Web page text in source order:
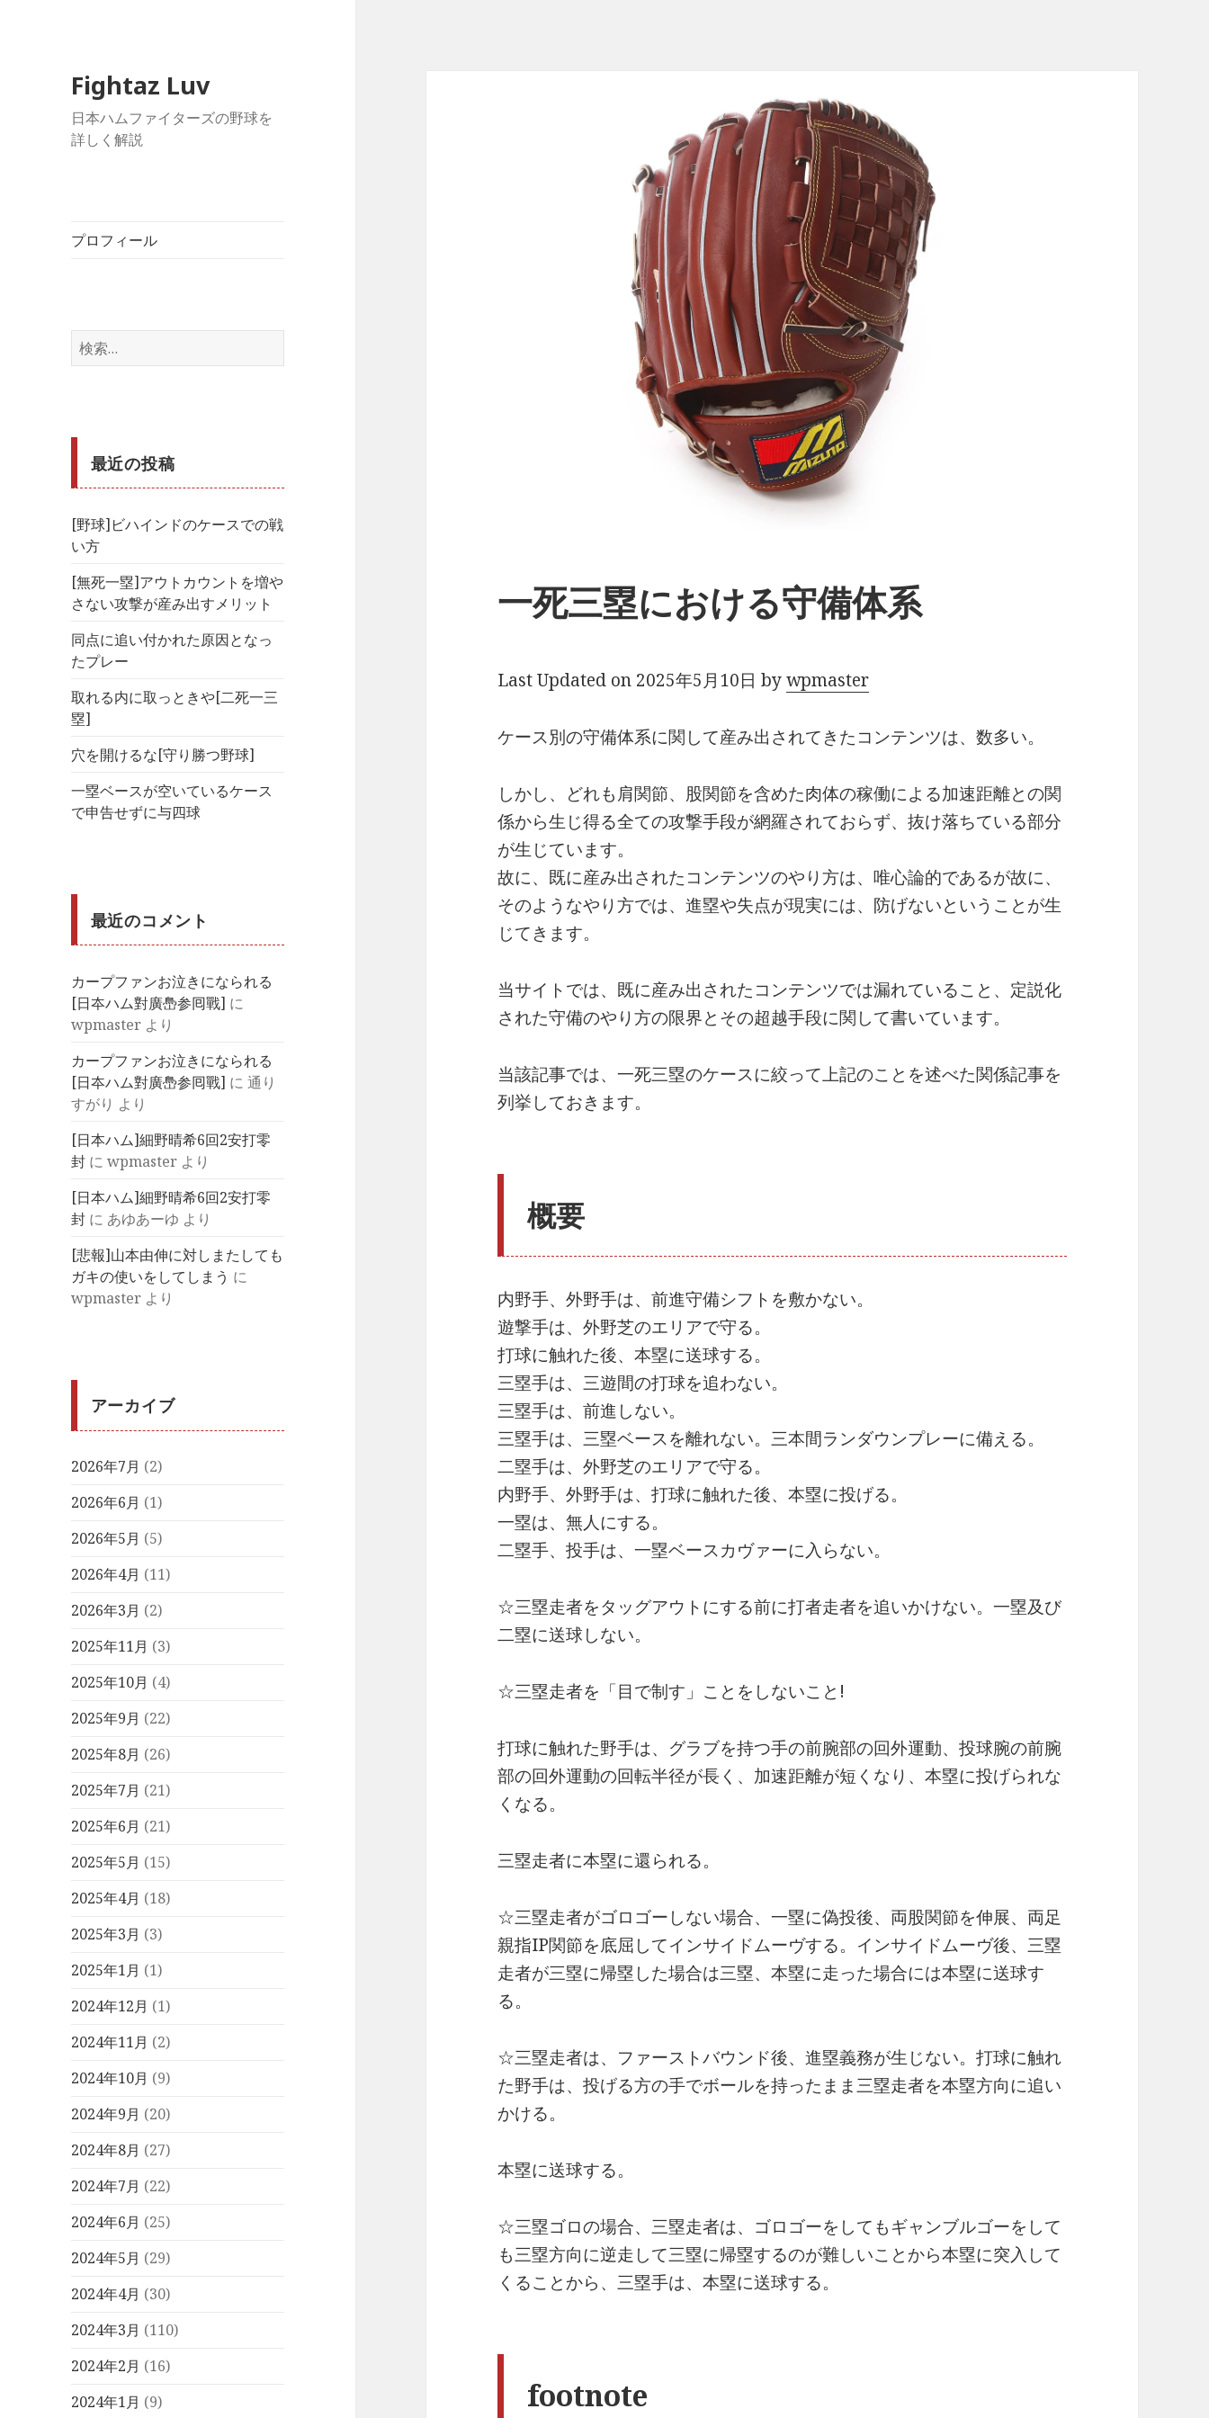
Fightaz Luv
日本ハムファイターズの野球を
詳しく解説
プロフィール
検
索:
最近の投稿
[野球]ビハインドのケースでの戦
い方
[無死一塁]アウトカウントを増や
さない攻撃が産み出すメリット
同点に追い付かれた原因となっ
たプレー
取れる内に取っときや[二死一三
塁]
穴を開けるな[守り勝つ野球]
一塁ベースが空いているケース
で申告せずに与四球
最近のコメント
カープファンお泣きになられる
[日夲ハム對廣㠀参囘戰] に
wpmaster より
カープファンお泣きになられる
[日夲ハム對廣㠀参囘戰] に通り
すがり より
[日本ハム]細野晴希6回2安打零
封 にwpmaster より
[日本ハム]細野晴希6回2安打零
封 に あゆあーゆ より
[悲報]山本由伸に対しまたしても
ガキの使いをしてしまう に
wpmaster より
アーカイブ
2026年7月 (2)
2026年6月 (1)
2026年5月 (5)
2026年4月 (11)
2026年3月 (2)
2025年11月 (3)
2025年10月 (4)
2025年9月 (22)
2025年8月 (26)
2025年7月 (21)
2025年6月 (21)
2025年5月 (15)
2025年4月 (18)
2025年3月 (3)
2025年1月 (1)
2024年12月 (1)
2024年11月 (2)
2024年10月 (9)
2024年9月 (20)
2024年8月 (27)
2024年7月 (22)
2024年6月 (25)
2024年5月 (29)
2024年4月 (30)
2024年3月 (110)
2024年2月 (16)
2024年1月 (9)
一死三塁における守備体系
Last Updated on 2025年5月10日 bywpmaster
ケース別の守備体系に関して産み出されてきたコンテンツは、数多い。
しかし、どれも肩関節、股関節を含めた肉体の稼働による加速距離との関
係から生じ得る全ての攻撃手段が網羅されておらず、抜け落ちている部分
が生じています。
故に、既に産み出されたコンテンツのやり方は、唯心論的であるが故に、
そのようなやり方では、進塁や失点が現実には、防げないということが生
じてきます。
当サイトでは、既に産み出されたコンテンツでは漏れていること、定説化
された守備のやり方の限界とその超越手段に関して書いています。
当該記事では、一死三塁のケースに絞って上記のことを述べた関係記事を
列挙しておきます。
概要
内野手、外野手は、前進守備シフトを敷かない。
遊撃手は、外野芝のエリアで守る。
打球に触れた後、本塁に送球する。
三塁手は、三遊間の打球を追わない。
三塁手は、前進しない。
三塁手は、三塁ベースを離れない。三本間ランダウンプレーに備える。
二塁手は、外野芝のエリアで守る。
内野手、外野手は、打球に触れた後、本塁に投げる。
一塁は、無人にする。
二塁手、投手は、一塁ベースカヴァーに入らない。
☆三塁走者をタッグアウトにする前に打者走者を追いかけない。一塁及び
二塁に送球しない。
☆三塁走者を「目で制す」ことをしないこと!
打球に触れた野手は、グラブを持つ手の前腕部の回外運動、投球腕の前腕
部の回外運動の回転半径が長く、加速距離が短くなり、本塁に投げられな
くなる。
三塁走者に本塁に還られる。
☆三塁走者がゴロゴーしない場合、一塁に偽投後、両股関節を伸展、両足
親指IP関節を底屈してインサイドムーヴする。インサイドムーヴ後、三塁
走者が三塁に帰塁した場合は三塁、本塁に走った場合には本塁に送球す
る。
☆三塁走者は、ファーストバウンド後、進塁義務が生じない。打球に触れ
た野手は、投げる方の手でボールを持ったまま三塁走者を本塁方向に追い
かける。
本塁に送球する。
☆三塁ゴロの場合、三塁走者は、ゴロゴーをしてもギャンブルゴーをして
も三塁方向に逆走して三塁に帰塁するのが難しいことから本塁に突入して
くることから、三塁手は、本塁に送球する。
footnote